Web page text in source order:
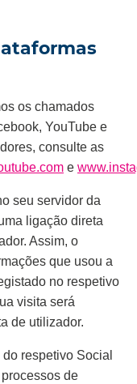
os chamados
YouTube e
consulte as
e
seu servidor da
ligação direta
Assim, o
que usou a
no respetivo
visita será
de utilizador.
respetivo Social
de